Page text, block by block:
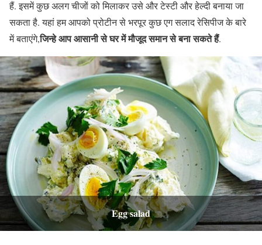
हैं. इसमें कुछ अलग चीजों को मिलाकर उसे और टेस्टी और हेल्दी बनाया जा
सकता है. यहां हम आपको प्रोटीन से भरपूर कुछ एग सलाद रेसिपीज के बारे
में बताएंगे,जिन्हे आप आसानी से घर में मौजूद समान से बना सकते हैं.
Egg salad